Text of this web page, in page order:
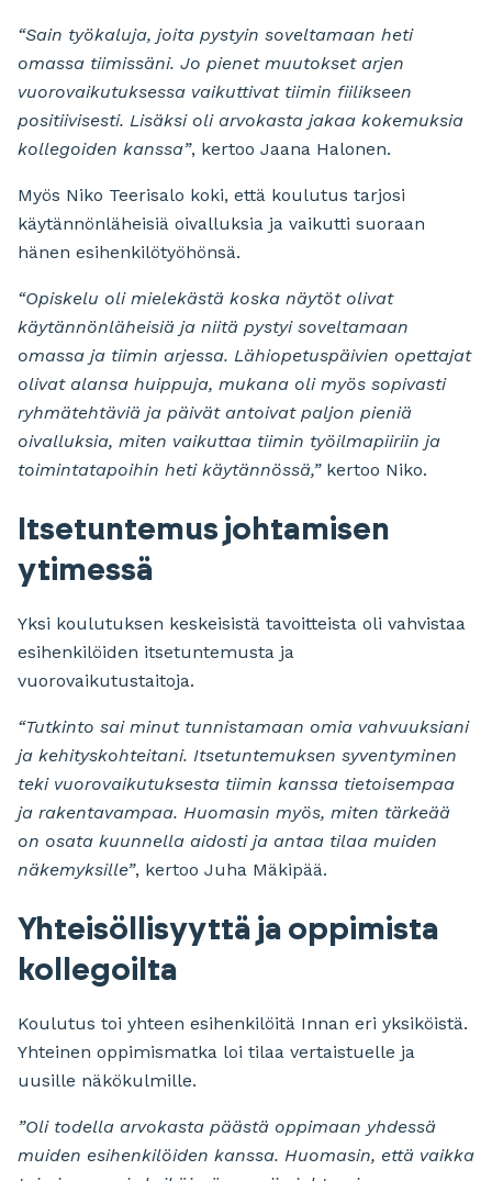
“Sain työkaluja, joita pystyin soveltamaan heti
omassa tiimissäni. Jo pienet muutokset arjen
vuorovaikutuksessa vaikuttivat tiimin fiilikseen
positiivisesti. Lisäksi oli arvokasta jakaa kokemuksia
kollegoiden kanssa”, kertoo Jaana Halonen.
Myös Niko Teerisalo koki, että koulutus tarjosi
käytännönläheisiä oivalluksia ja vaikutti suoraan
hänen esihenkilötyöhönsä.
“Opiskelu oli mielekästä koska näytöt olivat
käytännönläheisiä ja niitä pystyi soveltamaan
omassa ja tiimin arjessa. Lähiopetuspäivien opettajat
olivat alansa huippuja, mukana oli myös sopivasti
ryhmätehtäviä ja päivät antoivat paljon pieniä
oivalluksia, miten vaikuttaa tiimin työilmapiiriin ja
toimintatapoihin heti käytännössä,”kertoo Niko.
Itsetuntemus johtamisen
ytimessä
Yksi koulutuksen keskeisistä tavoitteista oli vahvistaa
esihenkilöiden itsetuntemusta ja
vuorovaikutustaitoja.
“Tutkinto sai minut tunnistamaan omia vahvuuksiani
ja kehityskohteitani. Itsetuntemuksen syventyminen
teki vuorovaikutuksesta tiimin kanssa tietoisempaa
ja rakentavampaa. Huomasin myös, miten tärkeää
on osata kuunnella aidosti ja antaa tilaa muiden
näkemyksille”, kertoo Juha Mäkipää.
Yhteisöllisyyttä ja oppimista
kollegoilta
Koulutus toi yhteen esihenkilöitä Innan eri yksiköistä.
Yhteinen oppimismatka loi tilaa vertaistuelle ja
uusille näkökulmille.
”Oli todella arvokasta päästä oppimaan yhdessä
muiden esihenkilöiden kanssa. Huomasin, että vaikka